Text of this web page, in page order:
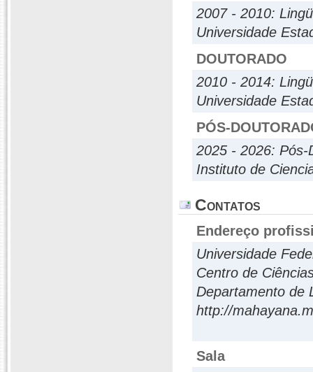
2007 - 2010:
Universidade
DOUTORADO
2010 - 2014:
Universidade
PÓS-
2025 - 2026: Pós-
Instituto de
Contatos
Endereço
Universidade
Centro de
Departamento de
http://
Sala